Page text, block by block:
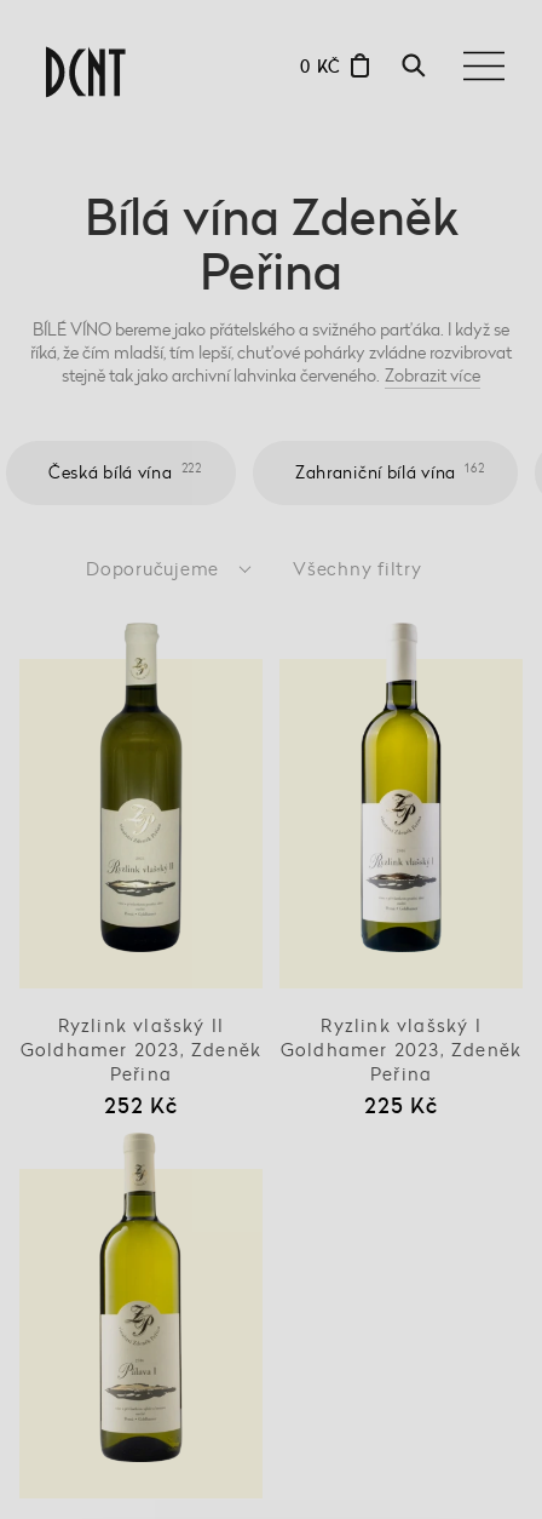
0 KČ
Bílá vína Zdeněk
Peřina
BÍLÉ VÍNO bereme jako přátelského a svižného parťáka. I když se
říká, že čím mladší, tím lepší, chuťové pohárky zvládne rozvibrovat
stejně tak jako archivní lahvinka červeného. Zobrazitvíce
Česká bílá vína 222 Zahraniční bílá vína 162
Doporučujeme Všechny filtry
Ryzlink vlašský II
Goldhamer 2023, Zdeněk
Peřina
252 Kč
Ryzlink vlašský I
Goldhamer 2023, Zdeněk
Peřina
225 Kč